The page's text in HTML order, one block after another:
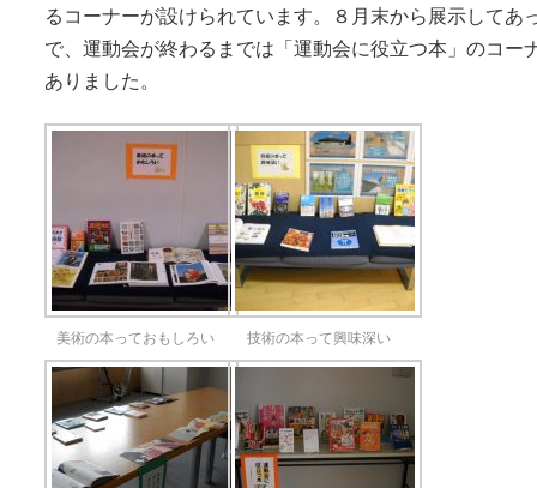
るコーナーが設けられています。８月末から展示してあ
で、運動会が終わるまでは「運動会に役立つ本」のコー
ありました。
美術の本っておもしろい 技術の本って興味深い